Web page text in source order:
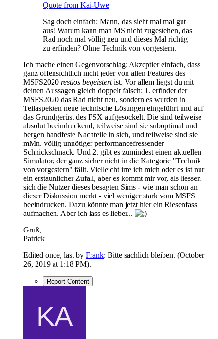
Quote from Kai-Uwe
Sag doch einfach: Mann, das sieht mal mal gut
aus! Warum kann man MS nicht zugestehen, das
Rad noch mal völlig neu und dieses Mal richtig
zu erfinden? Ohne Technik von vorgestern.
Ich mache einen Gegenvorschlag: Akzeptier einfach, dass
ganz offensichtlich nicht jeder von allen Features des
MSFS2020 restlos begeistertist. Vor allem liegst du mit
deinen Aussagen gleich doppelt falsch: 1. erfindet der
MSFS2020 das Rad nicht neu, sondern es wurden in
Teilaspekten neue technische Lösungen eingeführt und auf
das Grundgerüst des FSX aufgesockelt. Die sind teilweise
absolut beeindruckend, teilweise sind sie suboptimal und
bergen handfeste Nachteile in sich, und teilweise sind sie
mMn. völlig unnötiger performancefressender
Schnickschnack. Und 2. gibt es zumindest einen aktuellen
Simulator, der ganz sicher nicht in die Kategorie "Technik
von vorgestern" fällt. Vielleicht irre ich mich oder es ist nur
ein erstaunlicher Zufall, aber es kommt mir vor, als liessen
sich die Nutzer dieses besagten Sims - wie man schon an
dieser Diskussion merkt - viel weniger stark vom MSFS
beeindrucken. Dazu könnte man jetzt hier ein Riesenfass
aufmachen. Aber ich lass es lieber...
Gruß,
Patrick
Edited once, last by Frank: Bitte sachlich bleiben. (October
26, 2019 at 1:18 PM).
Report Content